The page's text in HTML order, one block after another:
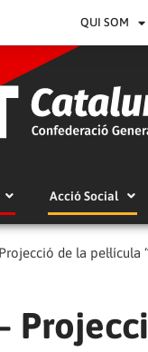
QUI SOM
Acció Social
de la pel·lícula